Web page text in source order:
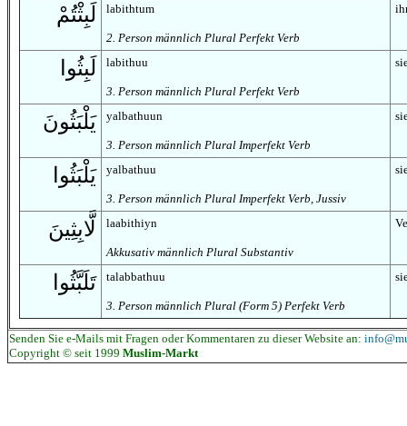
لَبِثْتُمْ labithtum
2. Person männlich Plural Perfekt Verb
لَبِثُوا labithuu
3. Person männlich Plural Perfekt Verb
يَلْبَثُونَ yalbathuun
3. Person männlich Plural Imperfekt Verb
يَلْبَثُوا yalbathuu
3. Person männlich Plural Imperfekt Verb, Jussiv
لَّابِثِينَ laabithiyn
Akkusativ männlich Plural Substantiv
تَلَبَّثُوا talabbathuu
3. Person männlich Plural (Form 5) Perfekt Verb
Senden Sie e-Mails mit Fragen oder Kommentaren zu dieser Website an:
Copyright © seit 1999 Muslim-Markt